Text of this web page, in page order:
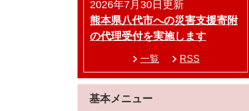
2026年7月30日更新
熊本県八代市への災害支援寄附
の代理受付を実施します
一覧 RSS
基本メニュー